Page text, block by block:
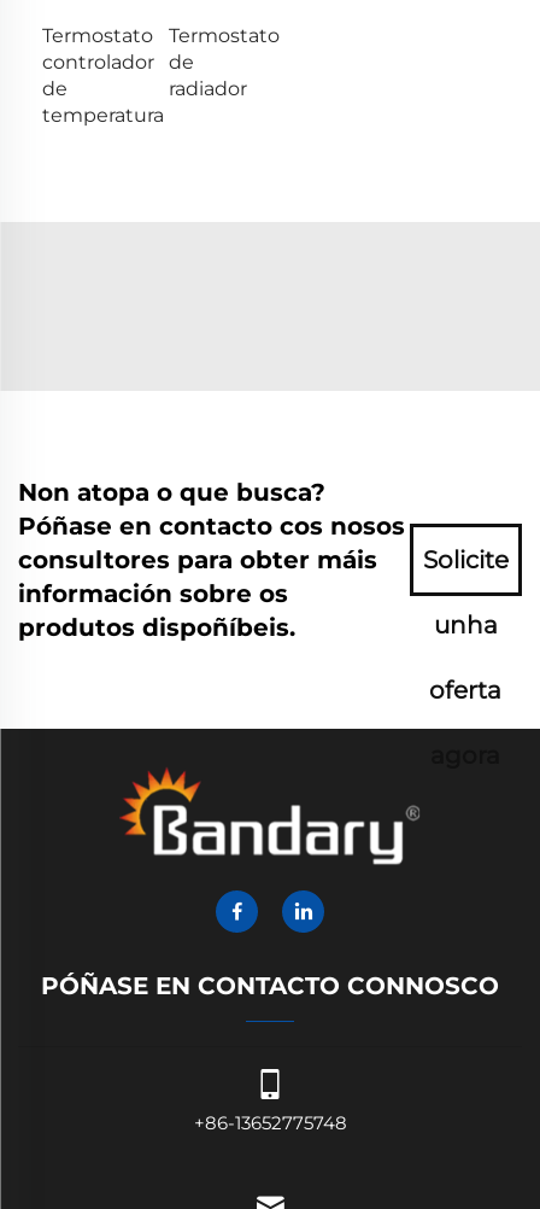
Termostato
controlador
de
temperatura
Termostato
de
radiador
Non atopa o que busca?
Póñase en contacto cos nosos
consultores para obter máis
información sobre os
produtos dispoñíbeis.
Solicite
unha
oferta
PÓÑASE EN CONTACTO CONNOSCO
+86-13652775748